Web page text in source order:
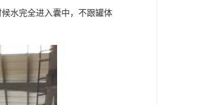
水完全进入囊中，不跟罐体